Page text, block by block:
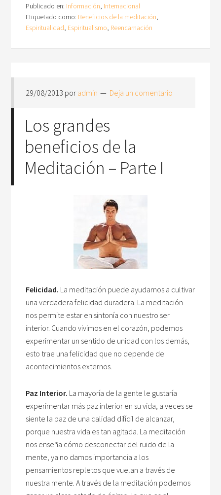
Publicado en: Información, Internacional
Etiquetado como: Beneficios de la meditación,
Espiritualidad, Espiritualismo, Reencarnación
29/08/2013 por admin Deja un comentario
Los grandes
beneficios de la
Meditación – Parte I
Felicidad. La meditación puede ayudarnos a cultivar
una verdadera felicidad duradera. La meditación
nos permite estar en sintonía con nuestro ser
interior. Cuando vivimos en el corazón, podemos
experimentar un sentido de unidad con los demás,
esto trae una felicidad que no depende de
acontecimientos externos.
Paz Interior. La mayoría de la gente le gustaría
experimentar más paz interior en su vida, a veces se
siente la paz de una calidad difícil de alcanzar,
porque nuestra vida es tan agitada. La meditación
nos enseña cómo desconectar del ruido de la
mente, ya no damos importancia a los
pensamientos repletos que vuelan a través de
nuestra mente. A través de la meditación podemos